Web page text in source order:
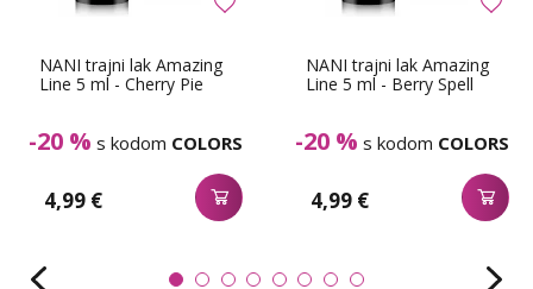
NANI trajni lak Amazing
Line 5 ml - Cherry Pie
-20 % s kodom COLORS
4,99 €
NANI trajni lak Amazing
Line 5 ml - Berry Spell
-20 % s kodom COLORS
4,99 €